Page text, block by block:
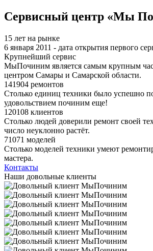
Сервисный центр «Мы
15 лет на рынке
6 января 2011 - дата открытия первого
Крупнейший сервис
МыПочиним является самым крупным
центром Самары и Самарской области.
141904 ремонтов
Столько единиц техники было успешно
удовольствием починим еще!
120108 клиентов
Столько людей доверили ремонт своей
число неуклонно растёт.
71071 моделей
Столько моделей техники умеют
мастера.
Контакты
Наши довольные клиенты